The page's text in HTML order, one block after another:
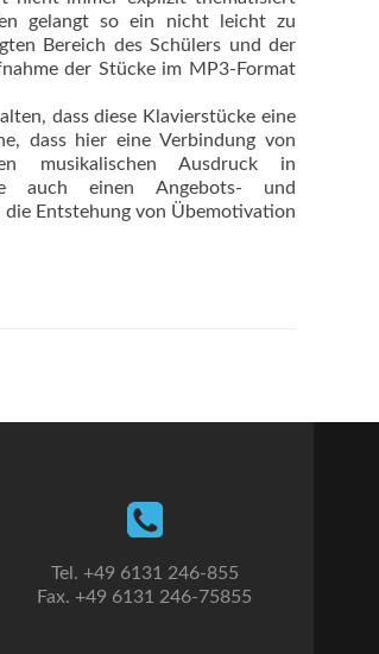
gelangt so ein nicht leicht zu
Bereich des Schülers und der
der Stücke im MP3-Format
dass diese Klavierstücke eine
dass hier eine Verbindung von
musikalischen Ausdruck in
auch einen Angebots- und
Entstehung von Übemotivation
Tel. +49 6131 246-855
Fax. +49 6131 246-75855